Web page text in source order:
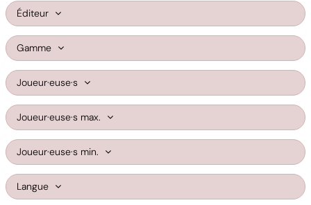
Éditeur
Gamme
Joueur·euse·s
Joueur·euse·s max.
Joueur·euse·s min.
Langue